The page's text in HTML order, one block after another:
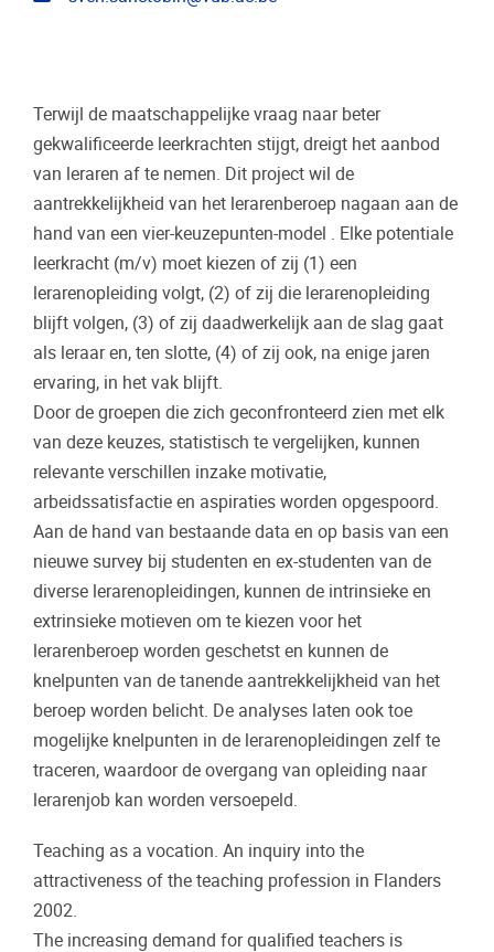
Terwijl de maatschappelijke vraag naar beter
gekwalificeerde leerkrachten stijgt, dreigt het aanbod
van leraren af te nemen. Dit project wil de
aantrekkelijkheid van het lerarenberoep nagaan aan de
hand van een vier-keuzepunten-model . Elke potentiale
leerkracht (m/v) moet kiezen of zij (1) een
lerarenopleiding volgt, (2) of zij die lerarenopleiding
blijft volgen, (3) of zij daadwerkelijk aan de slag gaat
als leraar en, ten slotte, (4) of zij ook, na enige jaren
ervaring, in het vak blijft.
Door de groepen die zich geconfronteerd zien met elk
van deze keuzes, statistisch te vergelijken, kunnen
relevante verschillen inzake motivatie,
arbeidssatisfactie en aspiraties worden opgespoord.
Aan de hand van bestaande data en op basis van een
nieuwe survey bij studenten en ex-studenten van de
diverse lerarenopleidingen, kunnen de intrinsieke en
extrinsieke motieven om te kiezen voor het
lerarenberoep worden geschetst en kunnen de
knelpunten van de tanende aantrekkelijkheid van het
beroep worden belicht. De analyses laten ook toe
mogelijke knelpunten in de lerarenopleidingen zelf te
traceren, waardoor de overgang van opleiding naar
lerarenjob kan worden versoepeld.
Teaching as a vocation. An inquiry into the
attractiveness of the teaching profession in Flanders
2002.
The increasing demand for qualified teachers is